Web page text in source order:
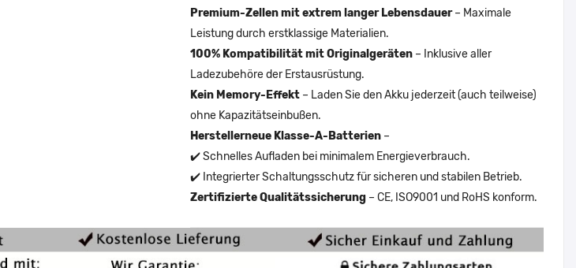
Premium-Zellen mit extrem langer Lebensdauer– Maximale
Leistung durch erstklassige Materialien.
100% Kompatibilität mit Originalgeräten – Inklusive aller
Ladezubehöre der Erstausrüstung.
Kein Memory-Effekt – Laden Sie den Akku jederzeit (auch teilweise)
ohne Kapazitätseinbußen.
Herstellerneue Klasse-A-Batterien –
✔️ Schnelles Aufladen bei minimalem Energieverbrauch.
✔️ Integrierter Schaltungsschutz für sicheren und stabilen Betrieb.
Zertifizierte Qualitätssicherung – CE, ISO9001 und RoHS konform.